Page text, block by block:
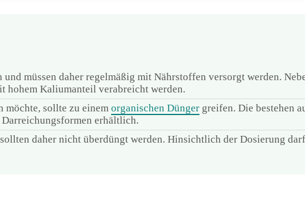
müssen daher regelmäßig mit Nährstoffen versorgt werden.
hohem Kaliumanteil verabreicht werden.
möchte, sollte zu einem organischen Dünger greifen. Die bestehen
erhältlich.
daher nicht überdüngt werden. Hinsichtlich der Dosierung